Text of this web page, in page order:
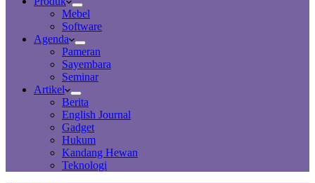
Mebel
Software
Agenda
Pameran
Sayembara
Seminar
Artikel
Berita
English Journal
Gadget
Hukum
Kandang Hewan
Teknologi